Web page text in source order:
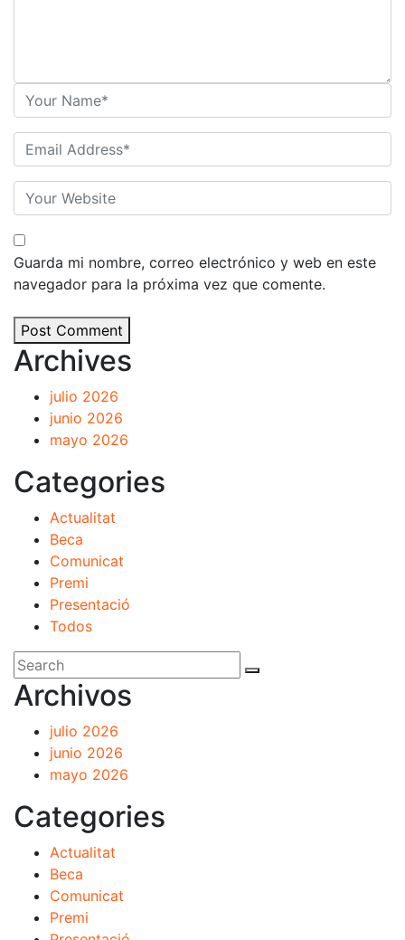
Guarda mi nombre, correo electrónico y web en este
navegador para la próxima vez que comente.
Post Comment
Archives
julio 2026
junio 2026
mayo 2026
Categories
Actualitat
Beca
Comunicat
Premi
Presentació
Todos
Archivos
julio 2026
junio 2026
mayo 2026
Categories
Actualitat
Beca
Comunicat
Premi